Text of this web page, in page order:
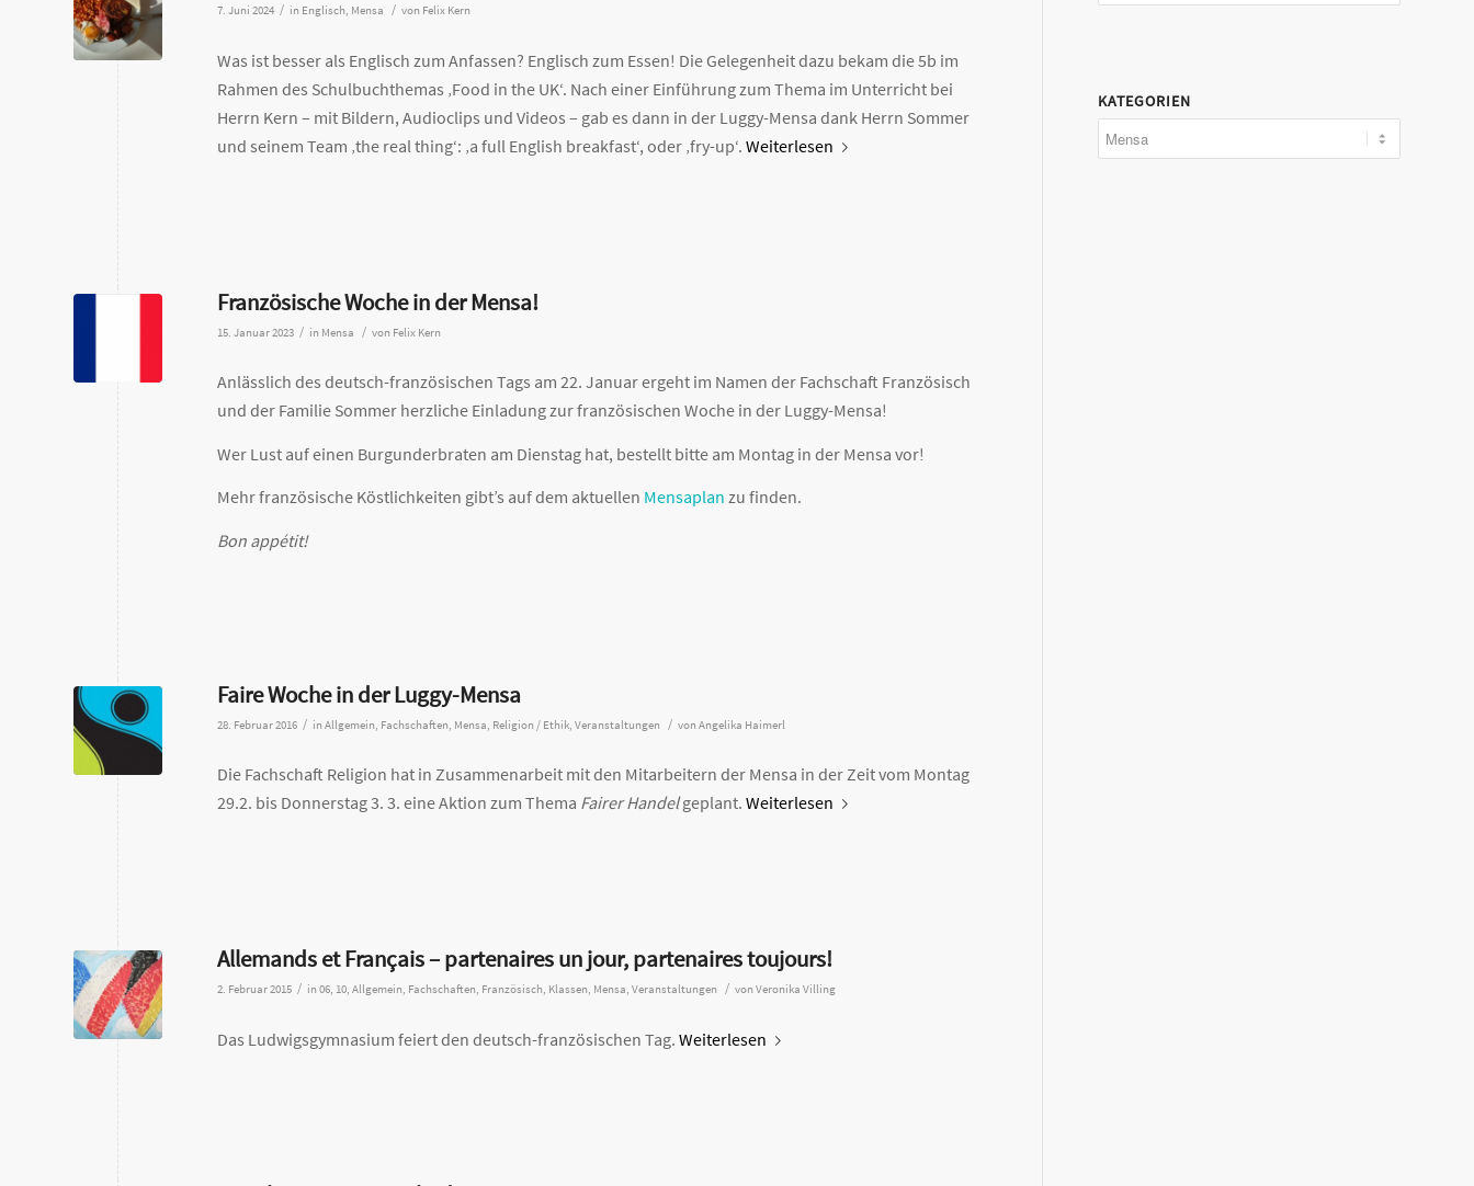
7. Juni 2024 / in Englisch, Mensa / von Felix Kern
Was ist besser als Englisch zum Anfassen? Englisch zum Essen! Die Gelegenheit dazu bekam die 5b im
Rahmen des Schulbuchthemas ‚Food in the UK‘. Nach einer Einführung zum Thema im Unterricht bei
Herrn Kern – mit Bildern, Audioclips und Videos – gab es dann in der Luggy-Mensa dank Herrn Sommer
und seinem Team ‚the real thing‘: ‚a full English breakfast‘, oder ‚fry-up‘. Weiterlesen
Französische Woche in der Mensa!
15. Januar 2023 / in Mensa / von Felix Kern
Anlässlich des deutsch-französischen Tags am 22. Januar ergeht im Namen der Fachschaft Französisch
und der Familie Sommer herzliche Einladung zur französischen Woche in der Luggy-Mensa!
Wer Lust auf einen Burgunderbraten am Dienstag hat, bestellt bitte am Montag in der Mensa vor!
Mehr französische Köstlichkeiten gibt’s auf dem aktuellen Mensaplan zu finden.
Bon appétit!
Faire Woche in der Luggy-Mensa
28. Februar 2016 / in Allgemein, Fachschaften, Mensa, Religion / Ethik, Veranstaltungen / von Angelika Haimerl
Die Fachschaft Religion hat in Zusammenarbeit mit den Mitarbeitern der Mensa in der Zeit vom Montag
29.2. bis Donnerstag 3. 3. eine Aktion zum Thema Fairer Handelgeplant. Weiterlesen
Allemands et Français – partenaires un jour, partenaires toujours!
2. Februar 2015 / in 06, 10, Allgemein, Fachschaften, Französisch, Klassen, Mensa, Veranstaltungen / von Veronika Villing
Das Ludwigsgymnasium feiert den deutsch-französischen Tag. Weiterlesen
KATEGORIEN